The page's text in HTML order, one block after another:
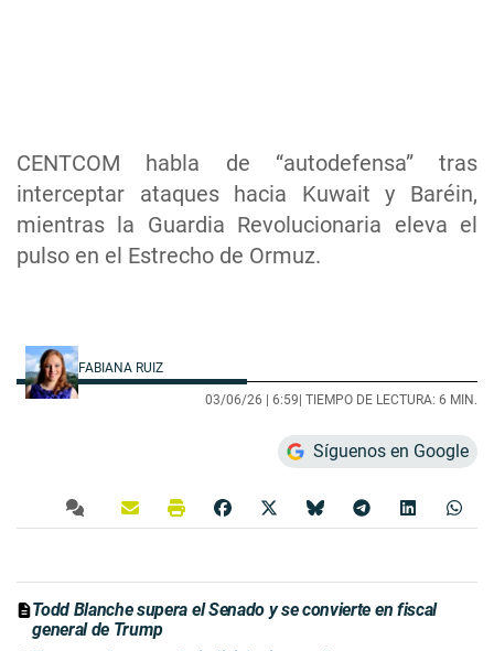
CENTCOM habla de “autodefensa” tras
interceptar ataques hacia Kuwait y Baréin,
mientras la Guardia Revolucionaria eleva el
pulso en el Estrecho de Ormuz.
FABIANA RUIZ
03/06/26 | 6:59 | TIEMPO DE LECTURA: 6 MIN.
Síguenos en Google
Todd Blanche supera el Senado y se convierte en fiscal
general de Trump